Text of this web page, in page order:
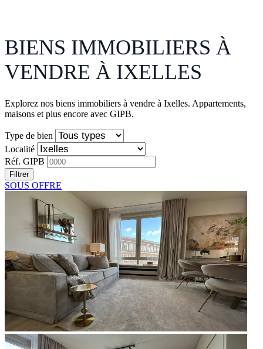
BIENS IMMOBILIERS À
VENDRE À IXELLES
Explorez nos biens immobiliers à vendre à Ixelles. Appartements,
maisons et plus encore avec GIPB.
Type de bien
Localité
Réf. GIPB
Filtrer
SOUS OFFRE